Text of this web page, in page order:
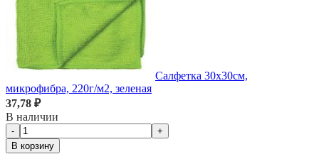
Салфетка 30х30см,
микрофибра, 220г/м2, зеленая
37,78 ₽
В наличии
-
+
В корзину